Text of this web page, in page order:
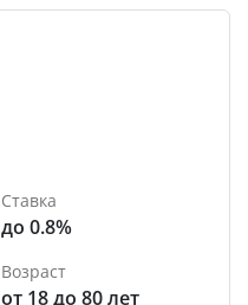
Ставка
до 0.8%
Возраст
от 18 до 80 лет